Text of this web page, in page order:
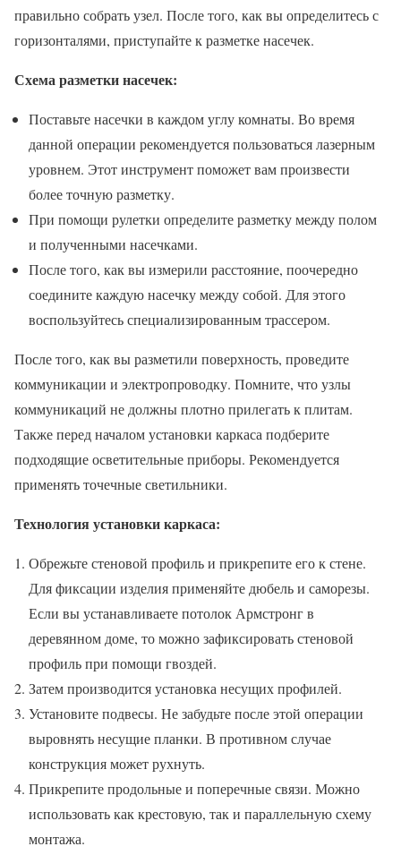
правильно собрать узел. После того, как вы определитесь с
горизонталями, приступайте к разметке насечек.
Схема разметки насечек:
Поставьте насечки в каждом углу комнаты. Во время
данной операции рекомендуется пользоваться лазерным
уровнем. Этот инструмент поможет вам произвести
более точную разметку.
При помощи рулетки определите разметку между полом
и полученными насечками.
После того, как вы измерили расстояние, поочередно
соедините каждую насечку между собой. Для этого
воспользуйтесь специализированным трассером.
После того, как вы разметили поверхность, проведите
коммуникации и электропроводку. Помните, что узлы
коммуникаций не должны плотно прилегать к плитам.
Также перед началом установки каркаса подберите
подходящие осветительные приборы. Рекомендуется
применять точечные светильники.
Технология установки каркаса:
Обрежьте стеновой профиль и прикрепите его к стене.
Для фиксации изделия применяйте дюбель и саморезы.
Если вы устанавливаете потолок Армстронг в
деревянном доме, то можно зафиксировать стеновой
профиль при помощи гвоздей.
Затем производится установка несущих профилей.
Установите подвесы. Не забудьте после этой операции
выровнять несущие планки. В противном случае
конструкция может рухнуть.
Прикрепите продольные и поперечные связи. Можно
использовать как крестовую, так и параллельную схему
монтажа.